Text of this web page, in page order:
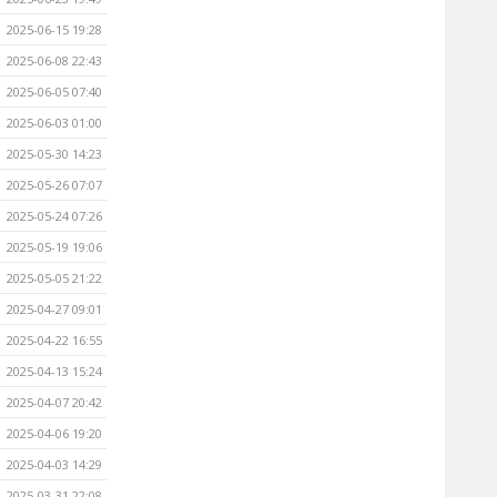
2025-06-15 19:28
2025-06-08 22:43
2025-06-05 07:40
2025-06-03 01:00
2025-05-30 14:23
2025-05-26 07:07
2025-05-24 07:26
2025-05-19 19:06
2025-05-05 21:22
2025-04-27 09:01
2025-04-22 16:55
2025-04-13 15:24
2025-04-07 20:42
2025-04-06 19:20
2025-04-03 14:29